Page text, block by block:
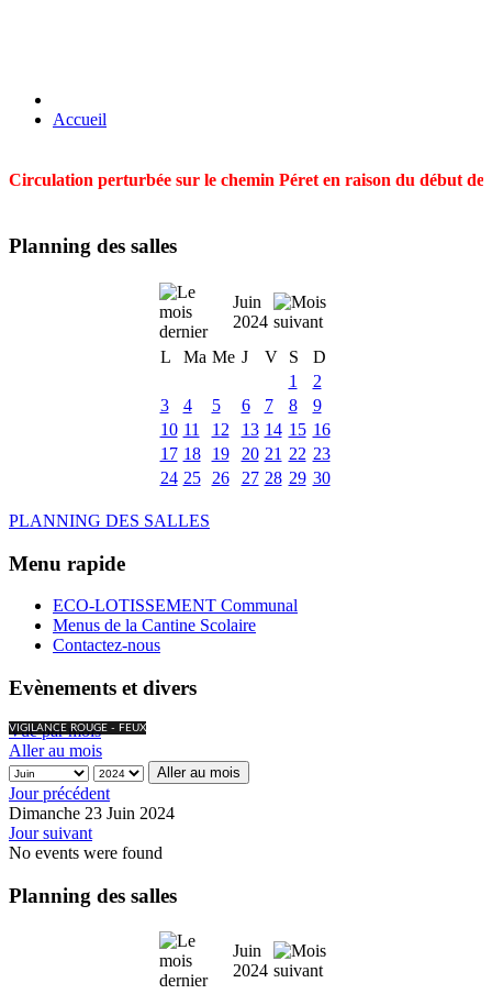
Accueil
Circulation perturbée sur le chemin Péret en raison du début
Planning des salles
Juin
2024
L
Ma Me J V S
D
1
2
3
4 5 6 7 8
9
10 11 12 13 14 15 16
17 18 19 20 21 22 23
24 25 26 27 28 29 30
PLANNING DES SALLES
Menu rapide
ECO-LOTISSEMENT Communal
Menus de la Cantine Scolaire
Contactez-nous
Evènements et divers
VIGILANCE ROUGE - FEUX
Vue par mois
Aller au mois
Aller au mois
Jour précédent
Dimanche 23 Juin 2024
Jour suivant
No events were found
Planning des salles
Juin
2024